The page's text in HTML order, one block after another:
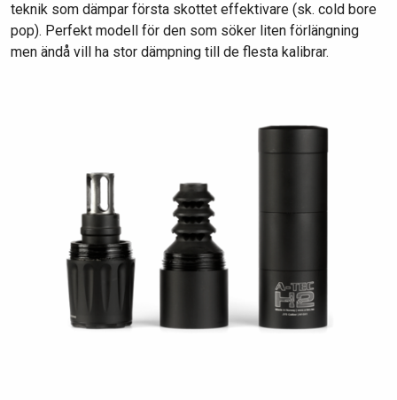
teknik som dämpar första skottet effektivare (sk. cold bore
pop). Perfekt modell för den som söker liten förlängning
men ändå vill ha stor dämpning till de flesta kalibrar.